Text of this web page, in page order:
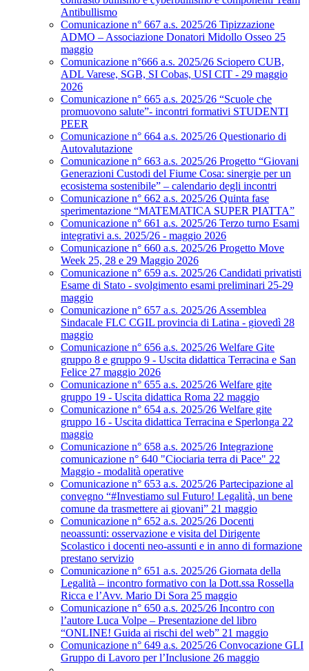
Antibullismo
Comunicazione n° 667 a.s. 2025/26 Tipizzazione
ADMO – Associazione Donatori Midollo Osseo 25
maggio
Comunicazione n°666 a.s. 2025/26 Sciopero CUB,
ADL Varese, SGB, SI Cobas, USI CIT - 29 maggio
2026
Comunicazione n° 665 a.s. 2025/26 “Scuole che
promuovono salute”- incontri formativi STUDENTI
PEER
Comunicazione n° 664 a.s. 2025/26 Questionario di
Autovalutazione
Comunicazione n° 663 a.s. 2025/26 Progetto “Giovani
Generazioni Custodi del Fiume Cosa: sinergie per un
ecosistema sostenibile” – calendario degli incontri
Comunicazione n° 662 a.s. 2025/26 Quinta fase
sperimentazione “MATEMATICA SUPER PIATTA”
Comunicazione n° 661 a.s. 2025/26 Terzo turno Esami
integrativi a.s. 2025/26 - maggio 2026
Comunicazione n° 660 a.s. 2025/26 Progetto Move
Week 25, 28 e 29 Maggio 2026
Comunicazione n° 659 a.s. 2025/26 Candidati privatisti
Esame di Stato - svolgimento esami preliminari 25-29
maggio
Comunicazione n° 657 a.s. 2025/26 Assemblea
Sindacale FLC CGIL provincia di Latina - giovedì 28
maggio
Comunicazione n° 656 a.s. 2025/26 Welfare Gite
gruppo 8 e gruppo 9 - Uscita didattica Terracina e San
Felice 27 maggio 2026
Comunicazione n° 655 a.s. 2025/26 Welfare gite
gruppo 19 - Uscita didattica Roma 22 maggio
Comunicazione n° 654 a.s. 2025/26 Welfare gite
gruppo 16 - Uscita didattica Terracina e Sperlonga 22
maggio
Comunicazione n° 658 a.s. 2025/26 Integrazione
comunicazione n° 640 "Ciociaria terra di Pace" 22
Maggio - modalità operative
Comunicazione n° 653 a.s. 2025/26 Partecipazione al
convegno “#Investiamo sul Futuro! Legalità, un bene
comune da trasmettere ai giovani” 21 maggio
Comunicazione n° 652 a.s. 2025/26 Docenti
neoassunti: osservazione e visita del Dirigente
Scolastico i docenti neo-assunti e in anno di formazione
prestano servizio
Comunicazione n° 651 a.s. 2025/26 Giornata della
Legalità – incontro formativo con la Dott.ssa Rossella
Ricca e l’Avv. Mario Di Sora 25 maggio
Comunicazione n° 650 a.s. 2025/26 Incontro con
l’autore Luca Volpe – Presentazione del libro
“ONLINE! Guida ai rischi del web” 21 maggio
Comunicazione n° 649 a.s. 2025/26 Convocazione GLI
Gruppo di Lavoro per l’Inclusione 26 maggio